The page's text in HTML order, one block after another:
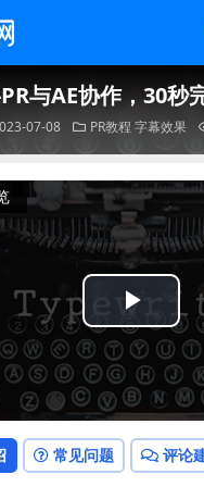
与AE协作，30秒
07-08 PR教程 字幕效果
Play
常见问题 评论